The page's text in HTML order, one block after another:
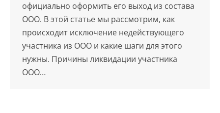
официально оформить его выход из состава
ООО. В этой статье мы рассмотрим, как
происходит исключение недействующего
участника из ООО и какие шаги для этого
нужны. Причины ликвидации участника
ООО…